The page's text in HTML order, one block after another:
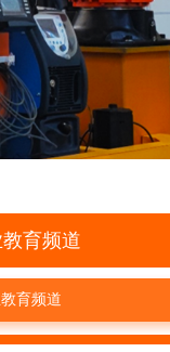
育频道
育频道